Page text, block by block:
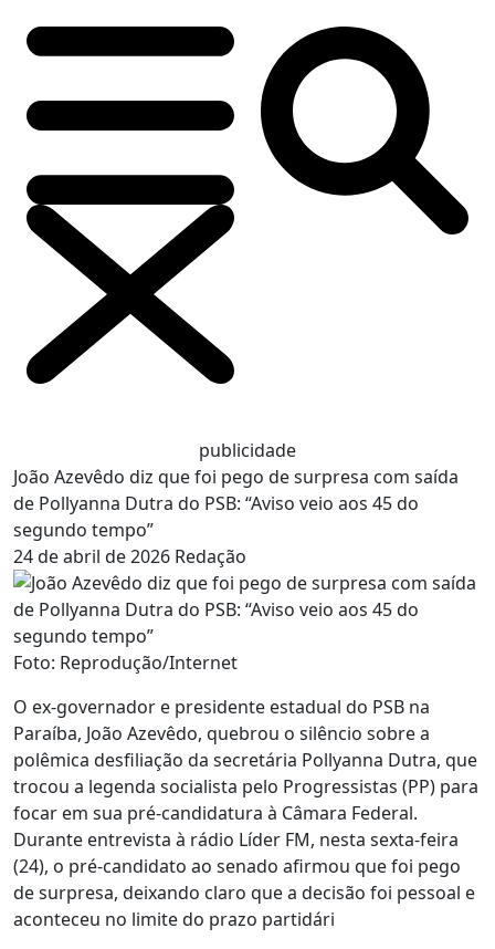
publicidade
João Azevêdo diz que foi pego de surpresa com saída
de Pollyanna Dutra do PSB: “Aviso veio aos 45 do
segundo tempo”
24 de abril de 2026 Redação
Foto: Reprodução/Internet
O ex-governador e presidente estadual do PSB na
Paraíba, João Azevêdo, quebrou o silêncio sobre a
polêmica desfiliação da secretária Pollyanna Dutra, que
trocou a legenda socialista pelo Progressistas (PP) para
focar em sua pré-candidatura à Câmara Federal.
Durante entrevista à rádio Líder FM, nesta sexta-feira
(24), o pré-candidato ao senado afirmou que foi pego
de surpresa, deixando claro que a decisão foi pessoal e
aconteceu no limite do prazo partidári